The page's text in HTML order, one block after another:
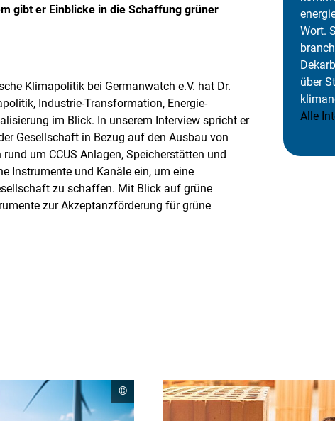
gibt er Einblicke in die Schaffung grüner
Klimapolitik bei Germanwatch e.V. hat Dr.
Industrie-Transformation, Energie-
im Blick. In unserem Interview spricht er
Gesellschaft in Bezug auf den Ausbau von
um CCUS Anlagen, Speicherstätten und
Instrumente und Kanäle ein, um eine
zu schaffen. Mit Blick auf grüne
zur Akzeptanzförderung für grüne
Wort.
über
Alle
Copyright
Informationen
öffnen
©